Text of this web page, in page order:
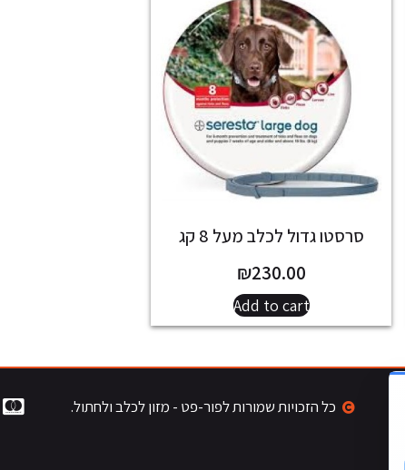
סרסטו גדול לכלב מעל 8 קג
₪230.00
Add to cart
כל הזכויות שמורות לפור-פט - מזון לכלב ולחתול.